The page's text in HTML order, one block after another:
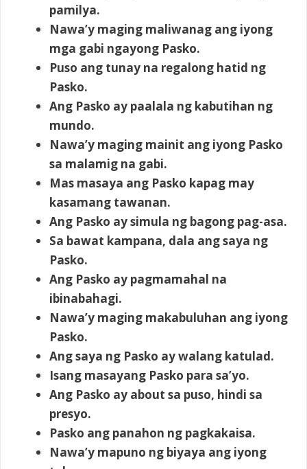
pamilya.
Nawa’y maging maliwanag ang iyong
mga gabi ngayong Pasko.
Puso ang tunay na regalong hatid ng
Pasko.
Ang Pasko ay paalala ng kabutihan ng
mundo.
Nawa’y maging mainit ang iyong Pasko
sa malamig na gabi.
Mas masaya ang Pasko kapag may
kasamang tawanan.
Ang Pasko ay simula ng bagong pag-asa.
Sa bawat kampana, dala ang saya ng
Pasko.
Ang Pasko ay pagmamahal na
ibinabahagi.
Nawa’y maging makabuluhan ang iyong
Pasko.
Ang saya ng Pasko ay walang katulad.
Isang masayang Pasko para sa’yo.
Ang Pasko ay about sa puso, hindi sa
presyo.
Pasko ang panahon ng pagkakaisa.
Nawa’y mapuno ng biyaya ang iyong